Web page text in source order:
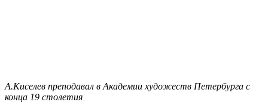
А.Киселев преподавал в Академии художеств Петербурга с
конца 19 столетия